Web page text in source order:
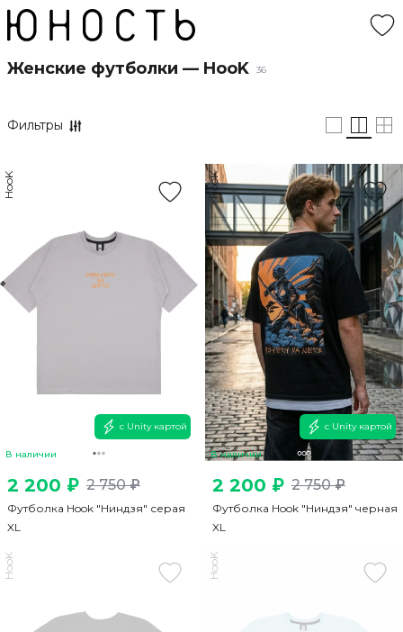
Женские футболки — HooK 36
Фильтры
В наличии
HooK
с Unity картой
2 200 ₽ 2 750 ₽
Футболка Hook "Ниндзя" серая
XL
В наличии
HooK
с Unity картой
2 200 ₽ 2 750 ₽
Футболка Hook "Ниндзя" черная
XL
HooK HooK